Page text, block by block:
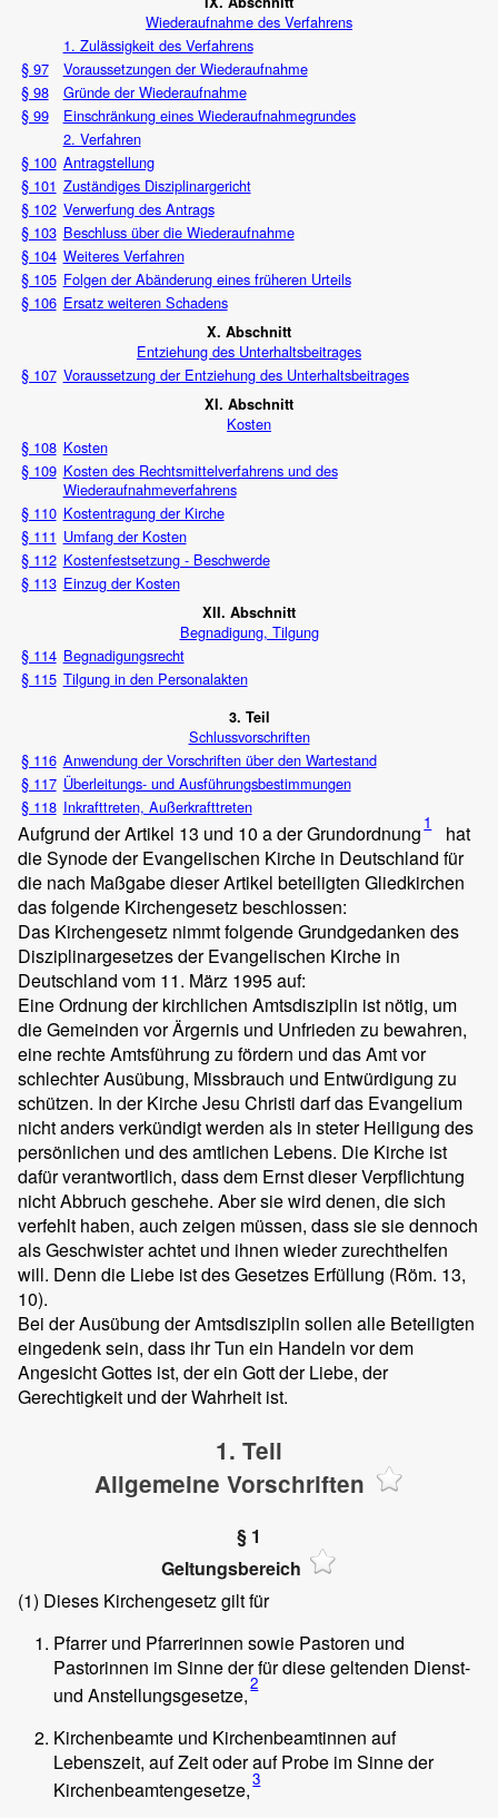
Wiederaufnahme des Verfahrens
1. Zulässigkeit des Verfahrens
§ 97
Voraussetzungen der Wiederaufnahme
§ 98
Gründe der Wiederaufnahme
§ 99
Einschränkung eines Wiederaufnahmegrundes
2. Verfahren
§ 100 Antragstellung
§ 101 Zuständiges Disziplinargericht
§ 102 Verwerfung des Antrags
§ 103 Beschluss über die Wiederaufnahme
§ 104 Weiteres Verfahren
§ 105 Folgen der Abänderung eines früheren Urteils
§ 106 Ersatz weiteren Schadens
X. Abschnitt
Entziehung des Unterhaltsbeitrages
§ 107 Voraussetzung der Entziehung des Unterhaltsbeitrages
XI. Abschnitt
Kosten
§ 108 Kosten
§ 109 Kosten des Rechtsmittelverfahrens und des
Wiederaufnahmeverfahrens
§ 110 Kostentragung der Kirche
§ 111 Umfang der Kosten
§ 112 Kostenfestsetzung - Beschwerde
§ 113 Einzug der Kosten
XII. Abschnitt
Begnadigung, Tilgung
§ 114 Begnadigungsrecht
§ 115 Tilgung in den Personalakten
3. Teil
Schlussvorschriften
§ 116 Anwendung der Vorschriften über den Wartestand
§ 117 Überleitungs- und Ausführungsbestimmungen
§ 118 Inkrafttreten, Außerkrafttreten
Aufgrund der Artikel 13 und 10 a der Grundordnung 1
hat
die Synode der Evangelischen Kirche in Deutschland für
die nach Maßgabe dieser Artikel beteiligten Gliedkirchen
das folgende Kirchengesetz beschlossen:
Das Kirchengesetz nimmt folgende Grundgedanken des
Disziplinargesetzes der Evangelischen Kirche in
Deutschland vom 11. März 1995 auf:
Eine Ordnung der kirchlichen Amtsdisziplin ist nötig, um
die Gemeinden vor Ärgernis und Unfrieden zu bewahren,
eine rechte Amtsführung zu fördern und das Amt vor
schlechter Ausübung, Missbrauch und Entwürdigung zu
schützen. In der Kirche Jesu Christi darf das Evangelium
nicht anders verkündigt werden als in steter Heiligung des
persönlichen und des amtlichen Lebens. Die Kirche ist
dafür verantwortlich, dass dem Ernst dieser Verpflichtung
nicht Abbruch geschehe. Aber sie wird denen, die sich
verfehlt haben, auch zeigen müssen, dass sie sie dennoch
als Geschwister achtet und ihnen wieder zurechthelfen
will. Denn die Liebe ist des Gesetzes Erfüllung (Röm. 13,
10).
Bei der Ausübung der Amtsdisziplin sollen alle Beteiligten
eingedenk sein, dass ihr Tun ein Handeln vor dem
Angesicht Gottes ist, der ein Gott der Liebe, der
Gerechtigkeit und der Wahrheit ist.
1. Teil
Allgemeine Vorschriften
§ 1
Geltungsbereich
(1) Dieses Kirchengesetz gilt für
Pfarrer und Pfarrerinnen sowie Pastoren und
Pastorinnen im Sinne der für diese geltenden Dienst-
und Anstellungsgesetze,2
Kirchenbeamte und Kirchenbeamtinnen auf
Lebenszeit, auf Zeit oder auf Probe im Sinne der
Kirchenbeamtengesetze,3